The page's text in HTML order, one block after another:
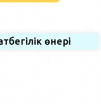
өнері